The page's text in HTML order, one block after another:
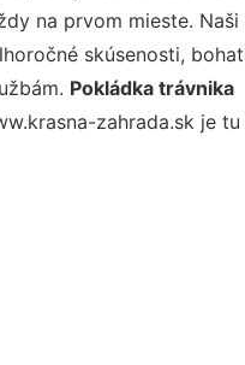
na prvom mieste. Naši
skúsenosti,
Pokládka trávnika
zahrada.sk je tu